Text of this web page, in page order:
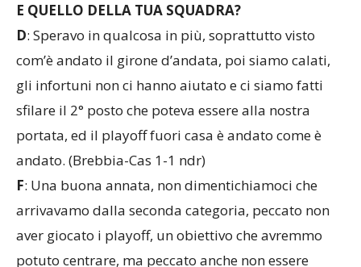
E QUELLO DELLA TUA SQUADRA?
D: Speravo in qualcosa in più, soprattutto visto
com’è andato il girone d’andata, poi siamo calati,
gli infortuni non ci hanno aiutato e ci siamo fatti
sfilare il 2° posto che poteva essere alla nostra
portata, ed il playoff fuori casa è andato come è
andato. (Brebbia-Cas 1-1 ndr)
F: Una buona annata, non dimentichiamoci che
arrivavamo dalla seconda categoria, peccato non
aver giocato i playoff, un obiettivo che avremmo
potuto centrare, ma peccato anche non essere